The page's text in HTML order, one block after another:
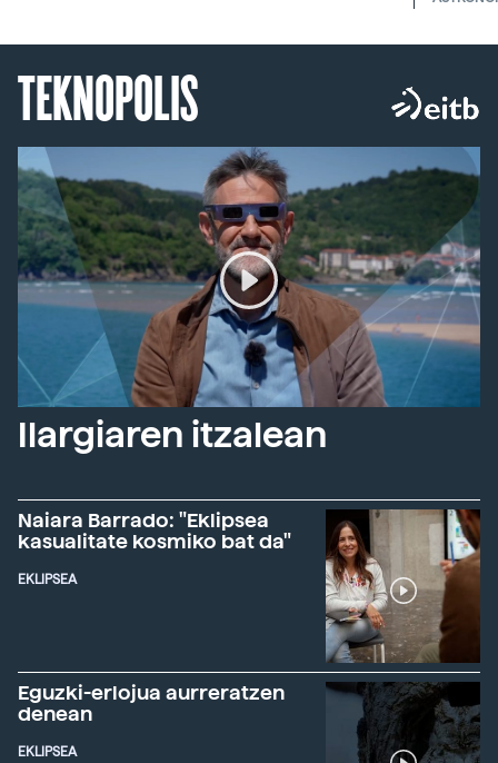
TEKNOPOLIS
Ilargiaren itzalean
Naiara Barrado: "Eklipsea
kasualitate kosmiko bat da"
EKLIPSEA
Eguzki-erlojua aurreratzen
denean
EKLIPSEA